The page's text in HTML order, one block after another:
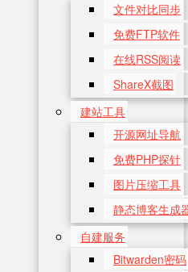
文件对比同步
免费FTP软件
在线RSS阅读
ShareX截图
建站工具
开源网址导航
免费PHP探针
图片压缩工具
静态博客生成
自建服务
Bitwarden密码